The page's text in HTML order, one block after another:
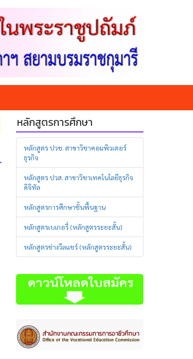
หลักสูตรการศึกษา
หลักสูตร ปวช. สาขาวิชาคอมพิวเตอร์
ธุรกิจ
หลักสูตร ปวส. สาขาวิชาเทคโนโลยีธุรกิจ
ดิจิทัล
หลักสูตรการศึกษาชั้นพื้นฐาน
หลักสูตรเบเกอรี่ (หลักสูตรระยะสั้น)
หลักสูตรช่างวีลแชร์ (หลักสูตรระยะสั้น)